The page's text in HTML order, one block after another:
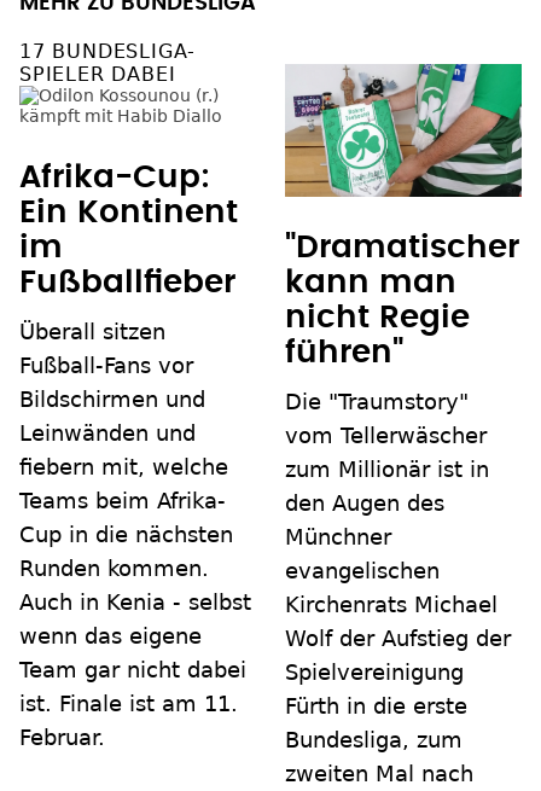
17 BUNDESLIGA-
SPIELER DABEI
Afrika-Cup:
Ein Kontinent
im
Fußballfieber
Überall sitzen
Fußball-Fans vor
Bildschirmen und
Leinwänden und
fiebern mit, welche
Teams beim Afrika-
Cup in die nächsten
Runden kommen.
Auch in Kenia - selbst
wenn das eigene
Team gar nicht dabei
ist. Finale ist am 11.
Februar.
"Dramatischer
kann man
nicht Regie
führen"
Die "Traumstory"
vom Tellerwäscher
zum Millionär ist in
den Augen des
Münchner
evangelischen
Kirchenrats Michael
Wolf der Aufstieg der
Spielvereinigung
Fürth in die erste
Bundesliga, zum
zweiten Mal nach